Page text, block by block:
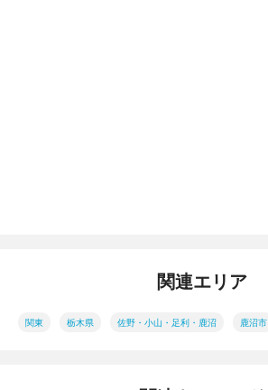
関連エリア
関東 栃木県 佐野・小山・足利・鹿沼 鹿沼市